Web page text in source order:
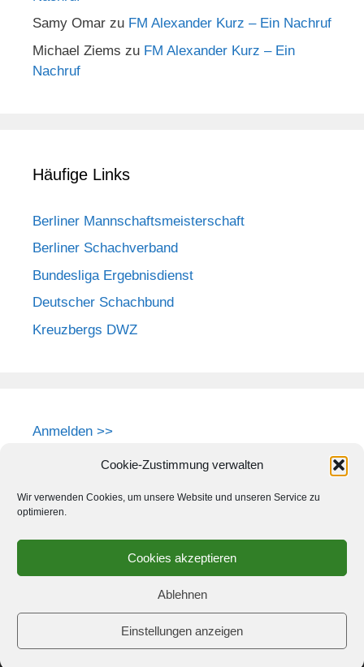
Cookie-Zustimmung verwalten
Wir verwenden Cookies, um unsere Website und unseren Service zu
optimieren.
Cookies akzeptieren
Ablehnen
Einstellungen anzeigen
Samy Omar zu FM Alexander Kurz – Ein Nachruf
Michael Ziems zu FM Alexander Kurz – Ein
Nachruf
Häufige Links
Berliner Mannschaftsmeisterschaft
Berliner Schachverband
Bundesliga Ergebnisdienst
Deutscher Schachbund
Kreuzbergs DWZ
Anmelden >>
© 2026 Schach-Club Kreuzberg e.V. GeneratePress